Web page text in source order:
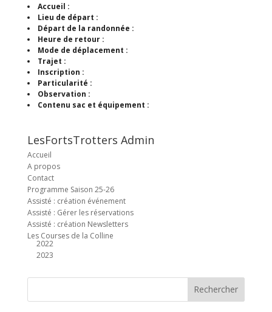
Accueil :
Lieu de départ :
Départ de la randonnée :
Heure de retour :
Mode de déplacement :
Trajet :
Inscription :
Particularité :
Observation :
Contenu sac et équipement :
LesFortsTrotters Admin
Accueil
A propos
Contact
Programme Saison 25-26
Assisté : création événement
Assisté : Gérer les réservations
Assisté : création Newsletters
Les Courses de la Colline
2022
2023